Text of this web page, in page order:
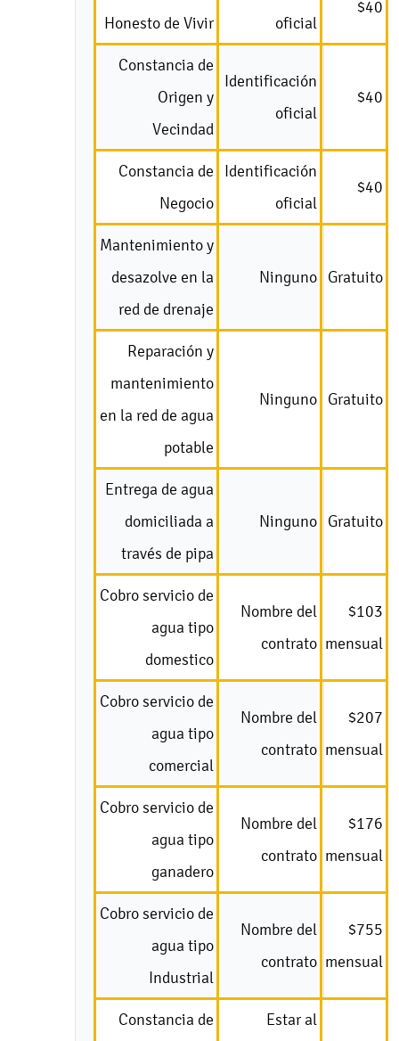
Honesto de Vivir oficial
$40
Constancia de
Origen y
Vecindad
Identificación
oficial
$40
Constancia de
Negocio
Identificación
oficial
$40
Mantenimiento y
desazolve en la
red de drenaje
Ninguno Gratuito
Reparación y
mantenimiento
en la red de agua
potable
Ninguno Gratuito
Entrega de agua
domiciliada a
través de pipa
Ninguno Gratuito
Cobro servicio de
agua tipo
domestico
Nombre del
contrato
$103
mensual
Cobro servicio de
agua tipo
comercial
Nombre del
contrato
$207
mensual
Cobro servicio de
agua tipo
ganadero
Nombre del
contrato
$176
mensual
Cobro servicio de
agua tipo
Industrial
Nombre del
contrato
$755
mensual
Constancia de
Estar al